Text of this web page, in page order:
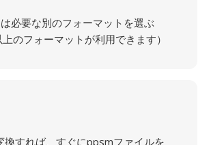
必要な別のフォーマットを選ぶ
上のフォーマットが利用できます）
換すれば、すぐにppsmファイルを